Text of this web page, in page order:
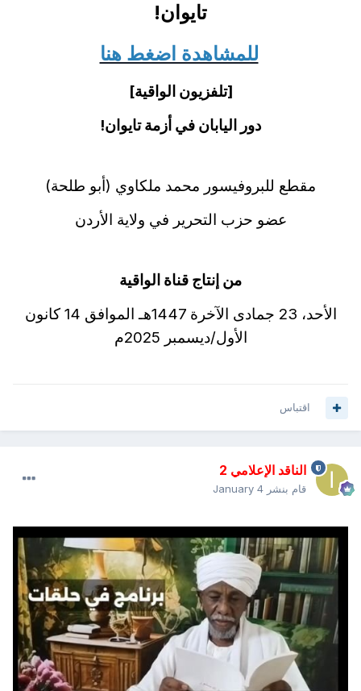
تايوان!
للمشاهدة اضغط هنا
[تلفزيون الواقية]
دور اليابان في أزمة تايوان!
مقطع للبروفيسور محمد ملكاوي (أبو طلحة)
عضو حزب التحرير في ولاية الأردن
من إنتاج قناة الواقية
الأحد، 23 جمادى الآخرة 1447هـ الموافق 14 كانون
الأول/ديسمبر 2025م
اقتباس
الناقد الإعلامي 2
قام بنشر January 4